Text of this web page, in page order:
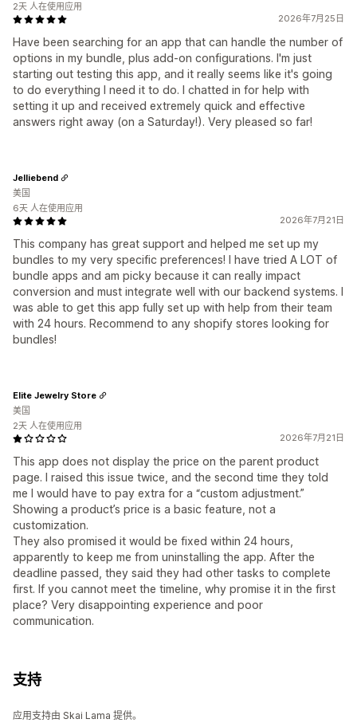
2026年7月25日
Have been searching for an app that can handle the number of
options in my bundle, plus add-on configurations. I'm just
starting out testing this app, and it really seems like it's going
to do everything I need it to do. I chatted in for help with
setting it up and received extremely quick and effective
answers right away (on a Saturday!). Very pleased so far!
2天 人在使用应用
2026年7月21日
This company has great support and helped me set up my
bundles to my very specific preferences! I have tried A LOT of
bundle apps and am picky because it can really impact
conversion and must integrate well with our backend systems. I
was able to get this app fully set up with help from their team
with 24 hours. Recommend to any shopify stores looking for
bundles!
Jelliebend
美国
6天 人在使用应用
2026年7月21日
This app does not display the price on the parent product
page. I raised this issue twice, and the second time they told
me I would have to pay extra for a “custom adjustment.”
Showing a product’s price is a basic feature, not a
customization.
They also promised it would be fixed within 24 hours,
apparently to keep me from uninstalling the app. After the
deadline passed, they said they had other tasks to complete
first. If you cannot meet the timeline, why promise it in the first
place? Very disappointing experience and poor
communication.
Elite Jewelry Store
美国
2天 人在使用应用
支持
应用支持由 Skai Lama 提供。